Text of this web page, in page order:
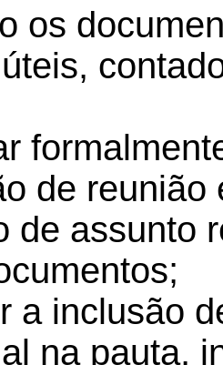
os
de reunião
de assunto
a inclusão
na pauta,